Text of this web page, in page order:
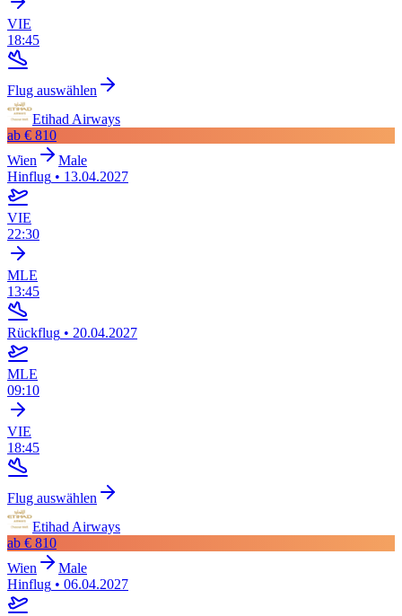
VIE
18:45
Flug auswählen
Etihad Airways
ab € 810
Wien
Male
Hinflug • 13.04.2027
VIE
22:30
MLE
13:45
Rückflug • 20.04.2027
MLE
09:10
VIE
18:45
Flug auswählen
Etihad Airways
ab € 810
Wien
Male
Hinflug • 06.04.2027